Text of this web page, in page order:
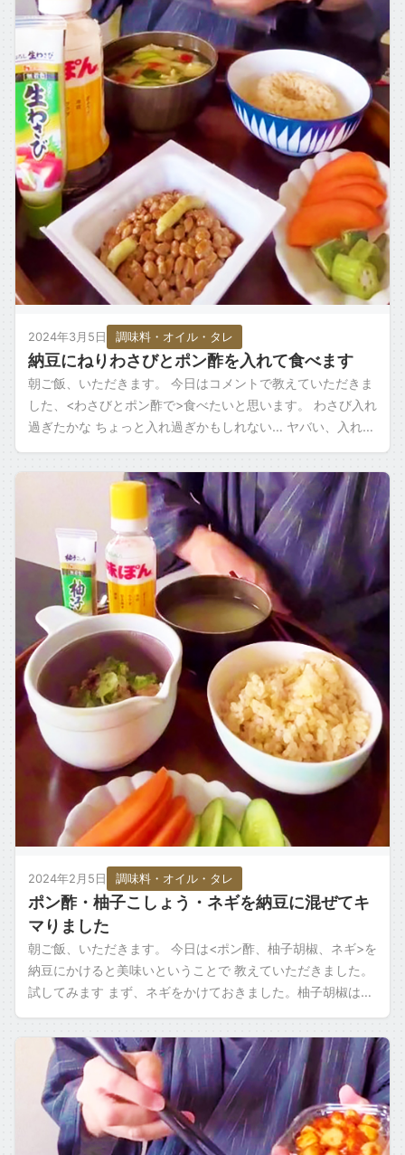
2024年3月5日 調味料・オイル・タレ
納豆にねりわさびとポン酢を入れて食べます
朝ご飯、いただきます。 今日はコメントで教えていただきま
した、<わさびとポン酢で>食べたいと思います。 わさび入れ
過ぎたかな ちょっと入れ過ぎかもしれない… ヤバい、入れ過
ぎかも。 ポン酢は、僕のイメ […]
2024年2月5日 調味料・オイル・タレ
ポン酢・柚子こしょう・ネギを納豆に混ぜてキ
マりました
朝ご飯、いただきます。 今日は<ポン酢、柚子胡椒、ネギ>を
納豆にかけると美味いということで 教えていただきました。
試してみます まず、ネギをかけておきました。柚子胡椒は少
しでいいでしょう。 風味付け […]